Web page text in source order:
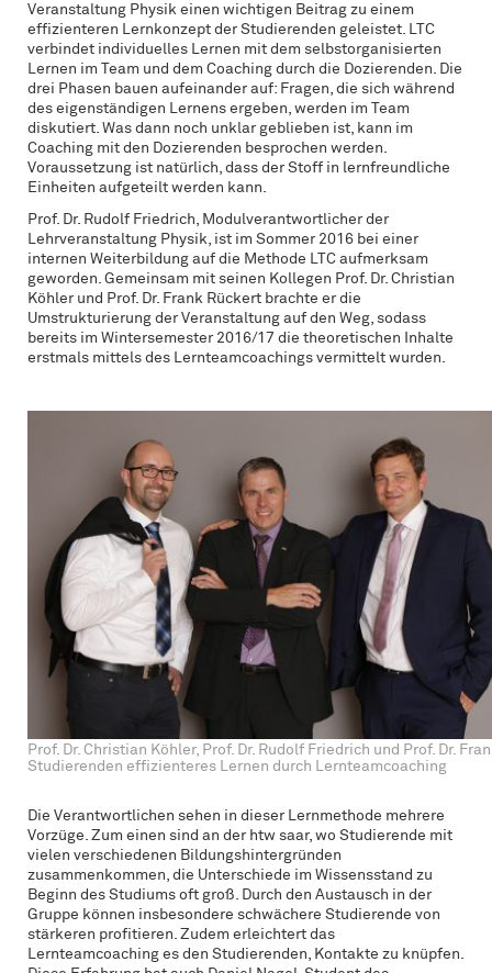
Veranstaltung Physik einen wichtigen Beitrag zu einem
effizienteren Lernkonzept der Studierenden geleistet. LTC
verbindet individuelles Lernen mit dem selbstorganisierten
Lernen im Team und dem Coaching durch die Dozierenden. Die
drei Phasen bauen aufeinander auf: Fragen, die sich während
des eigenständigen Lernens ergeben, werden im Team
diskutiert. Was dann noch unklar geblieben ist, kann im
Coaching mit den Dozierenden besprochen werden.
Voraussetzung ist natürlich, dass der Stoff in lernfreundliche
Einheiten aufgeteilt werden kann.
Prof. Dr. Rudolf Friedrich, Modulverantwortlicher der
Lehrveranstaltung Physik, ist im Sommer 2016 bei einer
internen Weiterbildung auf die Methode LTC aufmerksam
geworden. Gemeinsam mit seinen Kollegen Prof. Dr. Christian
Köhler und Prof. Dr. Frank Rückert brachte er die
Umstrukturierung der Veranstaltung auf den Weg, sodass
bereits im Wintersemester 2016/17 die theoretischen Inhalte
erstmals mittels des Lernteamcoachings vermittelt wurden.
Prof. Dr. Christian Köhler, Prof. Dr. Rudolf Friedrich und Prof. Dr.
Studierenden effizienteres Lernen durch Lernteamcoaching
Die Verantwortlichen sehen in dieser Lernmethode mehrere
Vorzüge. Zum einen sind an der htw saar, wo Studierende mit
vielen verschiedenen Bildungshintergründen
zusammenkommen, die Unterschiede im Wissensstand zu
Beginn des Studiums oft groß. Durch den Austausch in der
Gruppe können insbesondere schwächere Studierende von
stärkeren profitieren. Zudem erleichtert das
Lernteamcoaching es den Studierenden, Kontakte zu knüpfen.